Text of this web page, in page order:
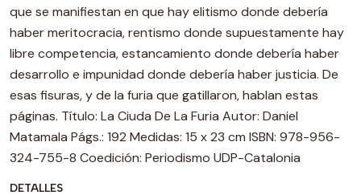
que se manifiestan en que hay elitismo donde debería
haber meritocracia, rentismo donde supuestamente hay
libre competencia, estancamiento donde debería haber
desarrollo e impunidad donde debería haber justicia. De
esas fisuras, y de la furia que gatillaron, hablan estas
páginas. Título: La Ciuda De La Furia Autor: Daniel
Matamala Págs.: 192 Medidas: 15 x 23 cm ISBN: 978-956-
324-755-8 Coedición: Periodismo UDP-Catalonia
DETALLES